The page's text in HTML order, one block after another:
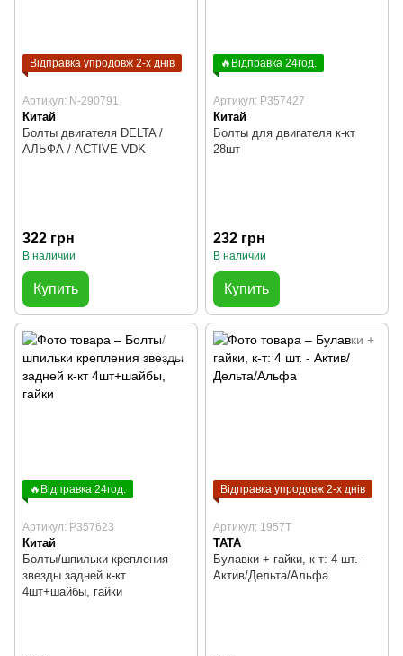
Відправка упродовж 2-х днів
Артикул: N-290791
Китай
Болты двигателя DELTA /
АЛЬФА / ACTIVE VDK
322 грн
В наличии
Купить
🔥Відправка 24год.
Артикул: P357427
Китай
Болты для двигателя к-кт
28шт
232 грн
В наличии
Купить
🔥Відправка 24год.
Артикул: P357623
Китай
Болты/шпильки крепления
звезды задней к-кт
4шт+шайбы, гайки
Відправка упродовж 2-х днів
Артикул: 1957T
TATA
Булавки + гайки, к-т: 4 шт. -
Актив/Дельта/Альфа